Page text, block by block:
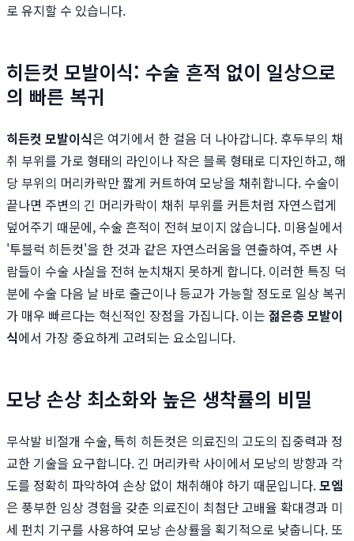
로 유지할 수 있습니다.
히든컷 모발이식: 수술 흔적 없이 일상으로
의 빠른 복귀
히든컷 모발이식은 여기에서 한 걸음 더 나아갑니다. 후두부의 채
취 부위를 가로 형태의 라인이나 작은 블록 형태로 디자인하고, 해
당 부위의 머리카락만 짧게 커트하여 모낭을 채취합니다. 수술이
끝나면 주변의 긴 머리카락이 채취 부위를 커튼처럼 자연스럽게
덮어주기 때문에, 수술 흔적이 전혀 보이지 않습니다. 미용실에서
'투블럭 히든컷'을 한 것과 같은 자연스러움을 연출하여, 주변 사
람들이 수술 사실을 전혀 눈치채지 못하게 합니다. 이러한 특징 덕
분에 수술 다음 날 바로 출근이나 등교가 가능할 정도로 일상 복귀
가 매우 빠르다는 혁신적인 장점을 가집니다. 이는 젊은층 모발이
식에서 가장 중요하게 고려되는 요소입니다.
모낭 손상 최소화와 높은 생착률의 비밀
무삭발 비절개 수술, 특히 히든컷은 의료진의 고도의 집중력과 정
교한 기술을 요구합니다. 긴 머리카락 사이에서 모낭의 방향과 각
도를 정확히 파악하여 손상 없이 채취해야 하기 때문입니다.모엠
은 풍부한 임상 경험을 갖춘 의료진이 최첨단 고배율 확대경과 미
세 펀치 기구를 사용하여 모낭 손상률을 획기적으로 낮춥니다. 또